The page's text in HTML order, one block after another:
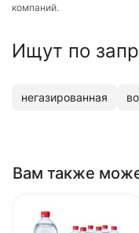
компаний.
Ищут по
негазированная
Вам также